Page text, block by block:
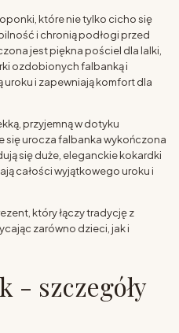
które nie tylko cicho się
i chronią podłogi przed
jest piękna pościel dla lalki,
ozdobionych falbanką i
i zapewniają komfort dla
przyjemną w dotyku
się urocza falbanka wykończona
się duże, eleganckie kokardki
całości wyjątkowego uroku i
który łączy tradycję z
zarówno dzieci, jak i
- szczegóły